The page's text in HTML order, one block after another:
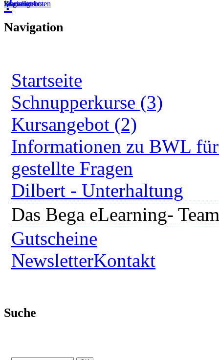
Startseite
Kursangebote
Kurs fortsetzen
Warenkorb
Login
Navigation
Startseite
Schnupperkurse (3)
Kursangebot (2)
Informationen zu BWL
gestellte Fragen
Dilbert - Unterhaltung
Das Bega eLearning- Team
Gutscheine
NewsletterKontakt
Suche